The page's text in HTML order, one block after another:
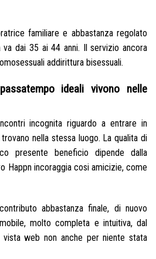
familiare e abbastanza regolato
va dai 35 ai 44 anni. Il servizio ancora
addirittura bisessuali.
ideali vivono nelle
incognita riguardo a entrare in
nella stessa luogo. La qualita di
presente beneficio dipende dalla
Happn incoraggia cosi amicizie, come
abbastanza finale, di nuovo
molto completa e intuitiva, dal
web non anche per niente stata